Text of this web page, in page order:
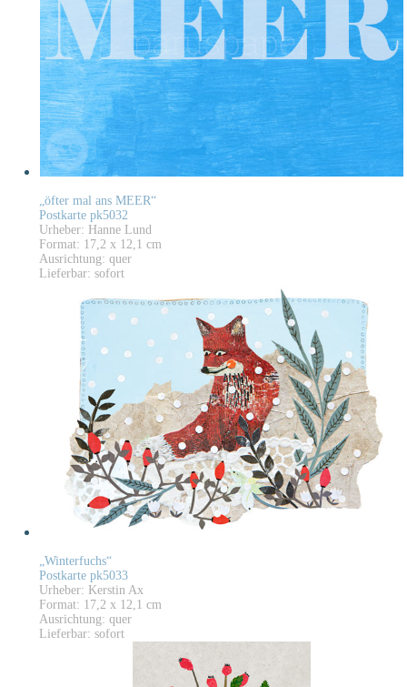
„öfter mal ans MEER“
Postkarte pk5032
Urheber: Hanne Lund
Format: 17,2 x 12,1 cm
Ausrichtung: quer
Lieferbar: sofort
„Winterfuchs“
Postkarte pk5033
Urheber: Kerstin Ax
Format: 17,2 x 12,1 cm
Ausrichtung: quer
Lieferbar: sofort